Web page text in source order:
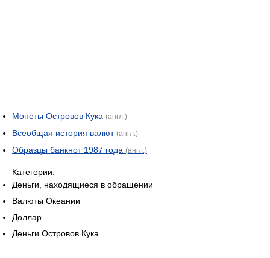
Монеты Островов Кука (англ.)
Всеобщая история валют (англ.)
Образцы банкнот 1987 года (англ.)
Категории:
Деньги, находящиеся в обращении
Валюты Океании
Доллар
Деньги Островов Кука